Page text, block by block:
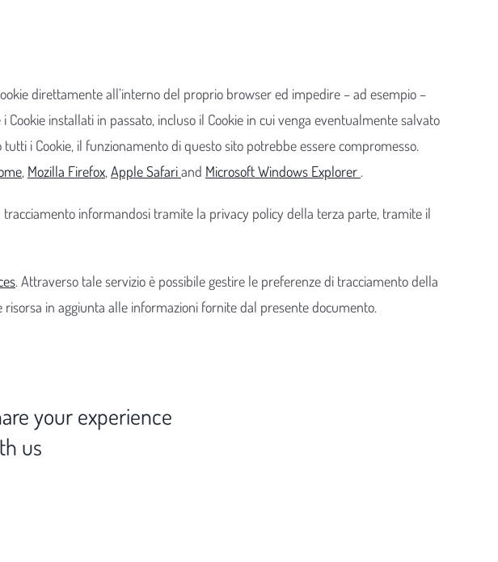
direttamente all’interno del proprio browser ed impedire – ad esempio –
installati in passato, incluso il Cookie in cui venga eventualmente salvato
i Cookie, il funzionamento di questo sito potrebbe essere compromesso.
, Mozilla Firefox, Apple Safariand Microsoft Windows Explorer .
informandosi tramite la privacy policy della terza parte, tramite il
. Attraverso tale servizio è possibile gestire le preferenze di tracciamento della
in aggiunta alle informazioni fornite dal presente documento.
your experience
us